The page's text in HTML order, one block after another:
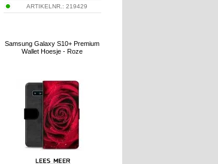
ARTIKELNR.: 219429
Samsung Galaxy S10+ Premium
Wallet Hoesje - Roze